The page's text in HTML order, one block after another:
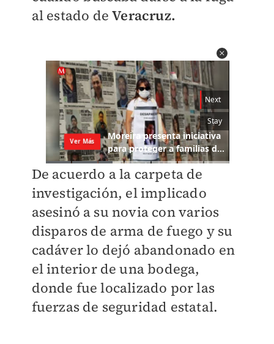
al estado deVeracruz.
De acuerdo a la carpeta de
investigación, el implicado
asesinó a su novia con varios
disparos de arma de fuego y su
cadáver lo dejó abandonado en
el interior de una bodega,
donde fue localizado por las
fuerzas de seguridad estatal.